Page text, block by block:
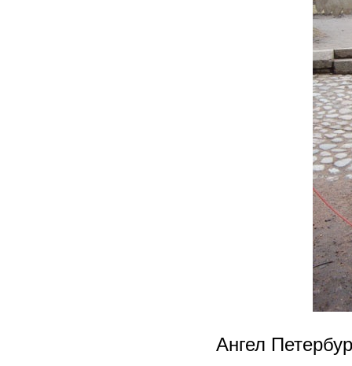
Ангел